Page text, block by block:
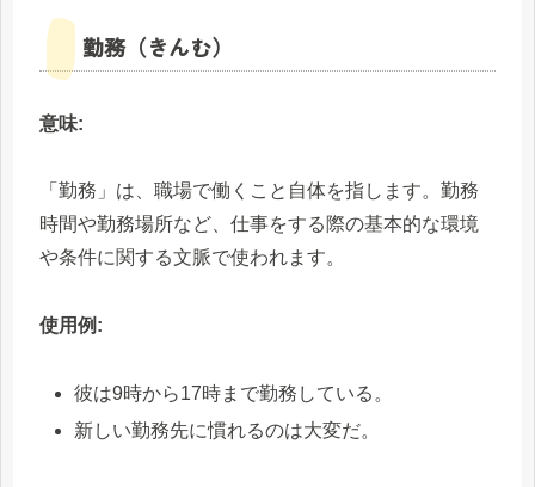
勤務（きんむ）
意味:
「勤務」は、職場で働くこと自体を指します。勤務
時間や勤務場所など、仕事をする際の基本的な環境
や条件に関する文脈で使われます。
使用例:
彼は9時から17時まで勤務している。
新しい勤務先に慣れるのは大変だ。